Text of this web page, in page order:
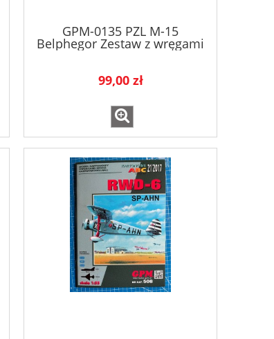
GPM-0135 PZL M-15
Belphegor Zestaw z wręgami
99,00 zł